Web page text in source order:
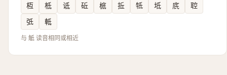
枑 柢 诋 䂡 㭽 拞 牴 坻 㡳
聜
弤
軧
与 觝 读音相同或相近